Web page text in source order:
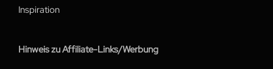
Inspiration
Hinweis zu Affiliate-Links/Werbung